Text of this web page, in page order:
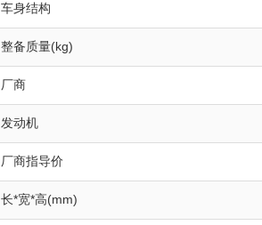
车身结构
整备质量(kg)
厂商
发动机
厂商指导价
长*宽*高(mm)